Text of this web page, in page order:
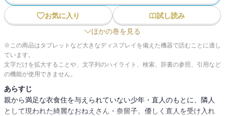
お気に入り
試し読み
ほかの巻を見る
※この商品はタブレットなど大きなディスプレイを備えた機器で読むことに適し
ています。
文字だけを拡大することや、文字列のハイライト、検索、辞書の参照、引用など
の機能が使用できません。
あらすじ
親から満足な衣食住を与えられていない少年・直人のもとに、隣人
として現われた綺麗なおねえさん・奈留子。優しく直人を受け入れ